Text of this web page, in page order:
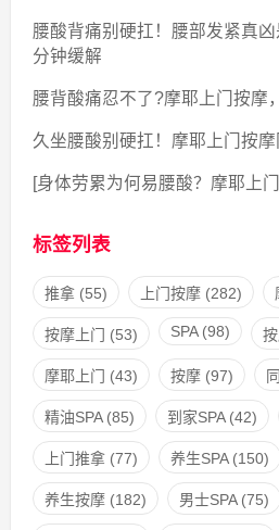
腰酸背痛别硬扛！腰部发紧真
分钟缓解
腰背酸痛忍不了?摩耶上门按摩
久坐腰酸别硬扛！摩耶上门按摩
[身体劳累为何易腰酸？摩耶上
标签列表
推拿(55) 上门按摩(282)
按摩上门 (53) SPA(98)
摩耶上门 (43) 按摩(97)
精油SPA(85) 到家SPA(42)
上门推拿(77) 养生SPA(150)
养生按摩(182) 男士SPA(75)